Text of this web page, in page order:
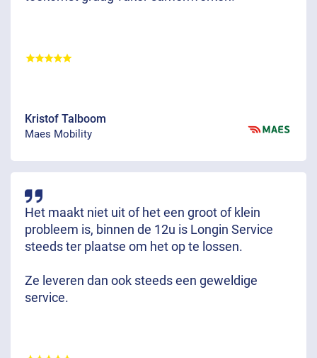
Kristof Talboom
Maes Mobility
Het maakt niet uit of het een groot of klein
probleem is, binnen de 12u is Longin Service
steeds ter plaatse om het op te lossen.
Ze leveren dan ook steeds een geweldige
service.